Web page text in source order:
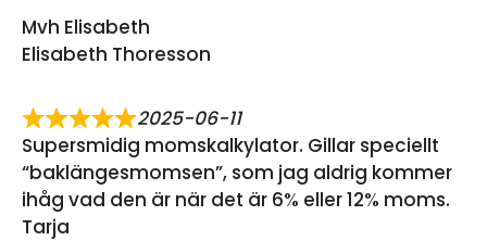
Mvh Elisabeth
Elisabeth Thoresson
2025-06-11
Supersmidig momskalkylator. Gillar speciellt
“baklängesmomsen”, som jag aldrig kommer
ihåg vad den är när det är 6% eller 12% moms.
Tarja